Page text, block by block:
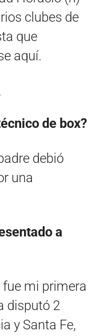
clubes de
que
aquí.
de box?
debió
una
a
fue mi primera
disputó 2
y Santa Fe,